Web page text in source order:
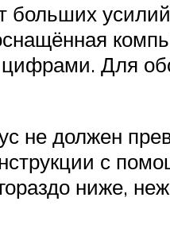
больших
Для
не должен
с
ниже,